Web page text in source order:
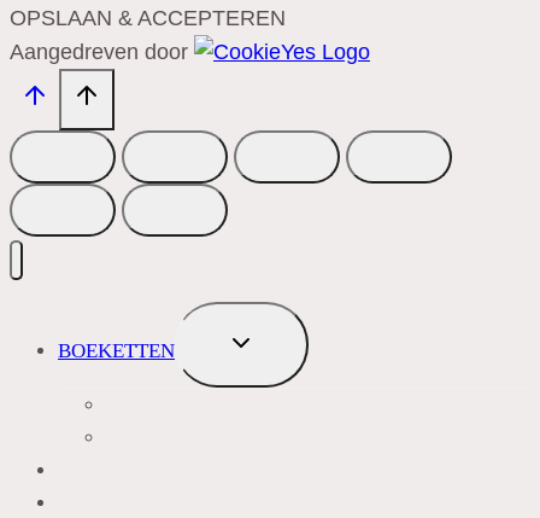
OPSLAAN & ACCEPTEREN
Aangedreven door
BOEKETTEN
TOGGLE
SUBMENU